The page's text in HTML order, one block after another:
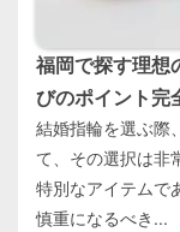
福岡で探す理想
びのポイント完
結婚指輪を選ぶ際
て、その選択は非
特別なアイテムで
慎重になるべき...